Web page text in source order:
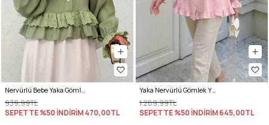
Nervürlü Bebe Yaka Gömlek 2279 - AÇIK HAKİ
939,99TL
SEPETTE %50 İNDİRİM470,00TL
Yaka Nervürlü Gömlek Y0109 - PEMBE
1.289,99TL
SEPETTE %50 İNDİRİM645,00TL